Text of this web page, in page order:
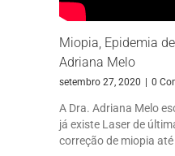
Miopia, Epidemia
Adriana Melo
setembro 27, 2020 0
A Dra. Adriana Melo
já existe Laser de
correção de miopia